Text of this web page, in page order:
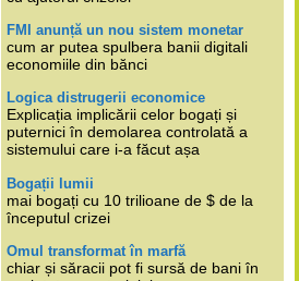
FMI anunță un nou sistem monetar
cum ar putea spulbera banii digitali
economiile din bănci
Logica distrugerii economice
Explicația implicării celor bogați și
puternici în demolarea controlată a
sistemului care i-a făcut așa
Bogații lumii
mai bogați cu 10 trilioane de $ de la
începutul crizei
Omul transformat în marfă
chiar și săracii pot fi sursă de bani în